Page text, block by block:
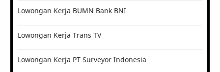
Lowongan Kerja BUMN Bank BNI
Lowongan Kerja Trans TV
Lowongan Kerja PT Surveyor Indonesia